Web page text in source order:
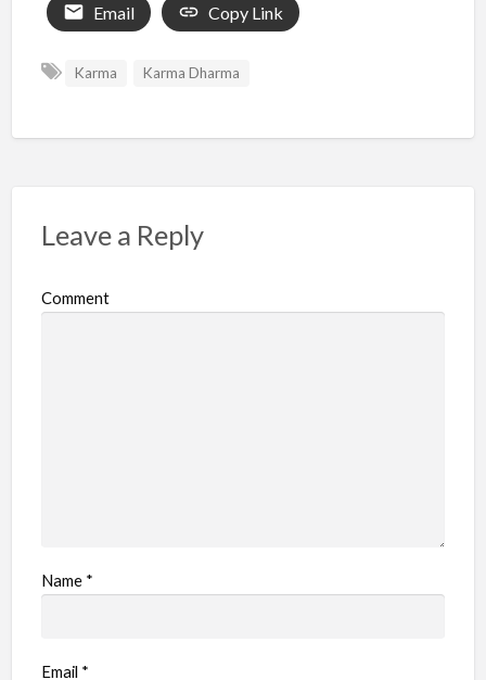
Email Copy Link
Karma Karma Dharma
Leave a Reply
Comment
Name *
Email *